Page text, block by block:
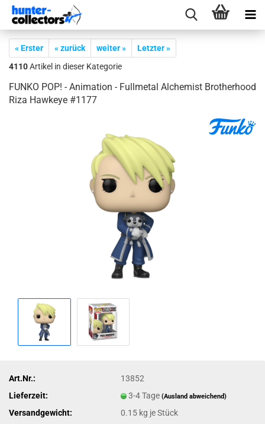
« Erster « zurück weiter »
Letzter »
4110Artikel in dieser Kategorie
FUNKO POP! - Ani­ma­ti­on - Full­me­tal Al­che­mist Bro­ther­hood
Riza Hawkeye #1177
Art.Nr.:
13852
Lieferzeit:
3-4 Tage(Ausland abweichend)
Versandgewicht: 0.15 kg je Stück